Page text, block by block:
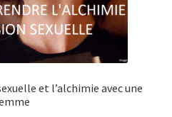
et l’alchimie avec une